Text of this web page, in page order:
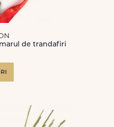
de trandafiri